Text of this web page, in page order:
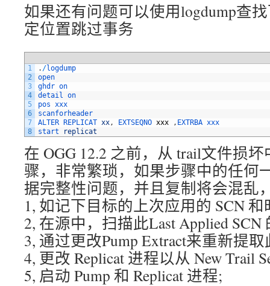
如果还有问题可以使用logdump查
定位置跳过事务
1
2
3
4
5
6
7
8
. /logdump
open
ghdr on
detail on
pos xxx
scanforheader
ALTER
REPLICAT xx, EXTSEQNO xxx , EXTRBA xxx
start
replicat
在 OGG 12.2 之前，从 trail文件损
骤，非常繁琐，如果步骤中的任何
据完整性问题，并且复制将会混乱
1, 如记下目标的上次应用的 SCN
2, 在源中，扫描此Last Applied SCN
3, 通过更改Pump Extract来重新提
4, 更改 Replicat 进程以从 New Trail
5, 启动 Pump 和 Replicat 进程;